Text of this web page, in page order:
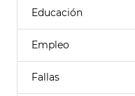
Educación
Empleo
Fallas